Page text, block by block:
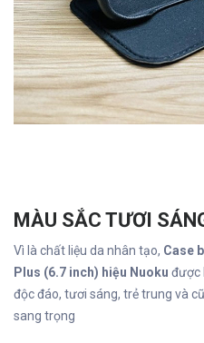
MÀU SẮC TƯƠI
Vì là chất liệu da nhân tạo, Case
Plus (6.7 inch) hiệu Nuoku được
độc đáo, tươi sáng, trẻ trung và
sang trọng